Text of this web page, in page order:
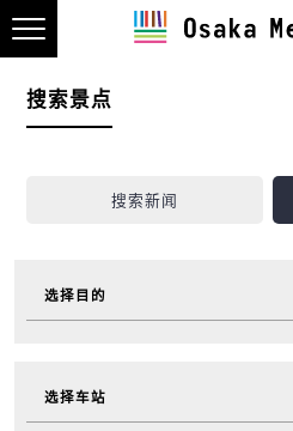
搜索景点
搜索新闻
选择目的
游玩
选择车站